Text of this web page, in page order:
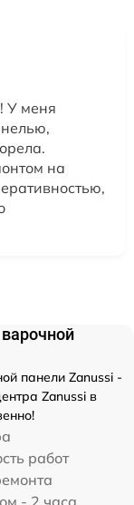
У меня
на
панели Zanussi -
Zanussi в
работ